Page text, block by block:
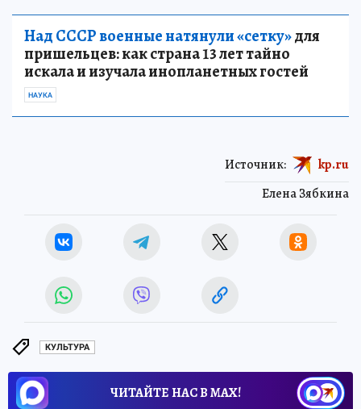
Над СССР военные натянули «сетку»для
пришельцев: как страна 13 лет тайно
искала и изучала инопланетных гостей
НАУКА
Елена Зябкина
Источник: kp.ru
КУЛЬТУРА
ЧИТАЙТЕ НАС В МАХ!